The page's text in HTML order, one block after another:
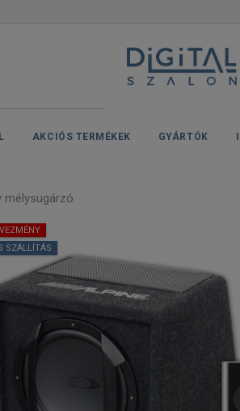
AKCIÓS TERMÉKEK GYÁRTÓK
mélysugárzó
SZÁLLÍTÁS